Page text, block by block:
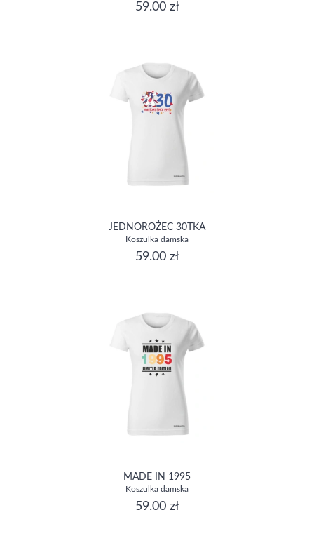
59.00 zł
JEDNOROŻEC 30TKA
Koszulka damska
59.00 zł
MADE IN 1995
Koszulka damska
59.00 zł